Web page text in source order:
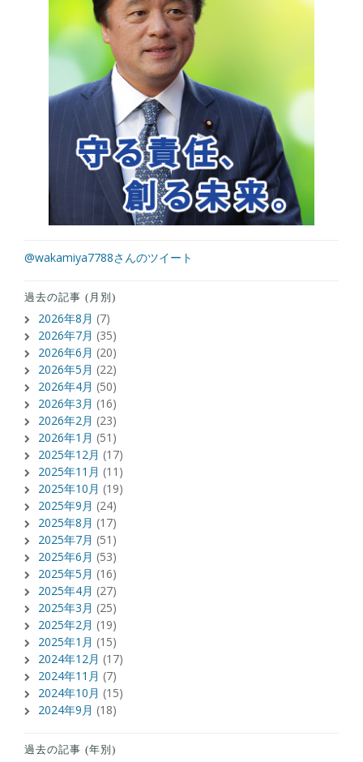
@wakamiya7788さんのツイート
過去の記事 (月別)
2026年8月 (7)
2026年7月 (35)
2026年6月 (20)
2026年5月 (22)
2026年4月 (50)
2026年3月 (16)
2026年2月 (23)
2026年1月 (51)
2025年12月 (17)
2025年11月 (11)
2025年10月 (19)
2025年9月 (24)
2025年8月 (17)
2025年7月 (51)
2025年6月 (53)
2025年5月 (16)
2025年4月 (27)
2025年3月 (25)
2025年2月 (19)
2025年1月 (15)
2024年12月 (17)
2024年11月 (7)
2024年10月 (15)
2024年9月 (18)
過去の記事 (年別)